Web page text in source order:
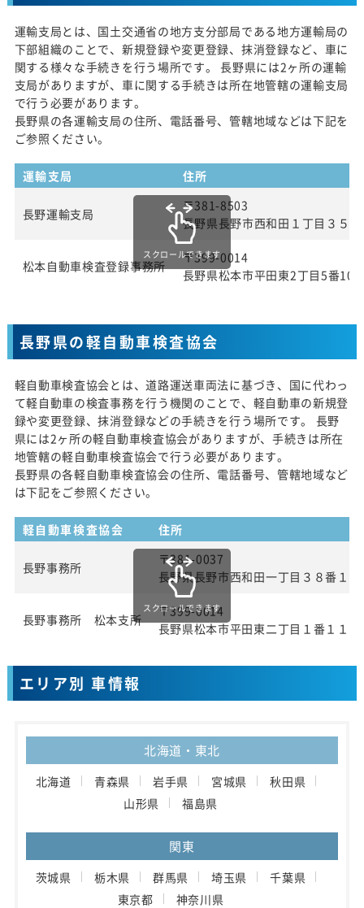
運輸支局とは、国土交通省の地方支分部局である地方運輸局の
下部組織のことで、新規登録や変更登録、抹消登録など、車に
関する様々な手続きを行う場所です。 長野県には2ヶ所の運輸
支局がありますが、車に関する手続きは所在地管轄の運輸支局
で行う必要があります。
長野県の各運輸支局の住所、電話番号、管轄地域などは下記を
ご参照ください。
運輸支局 住所
長野運輸支局
〒381-8503
長野県長野市西和田１丁目３５
松本自動車検査登録事務所
〒399-0014
長野県松本市平田東2丁目5番10
スクロールできます
長野県の軽自動車検査協会
軽自動車検査協会とは、道路運送車両法に基づき、国に代わっ
て軽自動車の検査事務を行う機関のことで、軽自動車の新規登
録や変更登録、抹消登録などの手続きを行う場所です。 長野
県には2ヶ所の軽自動車検査協会がありますが、手続きは所在
地管轄の軽自動車検査協会で行う必要があります。
長野県の各軽自動車検査協会の住所、電話番号、管轄地域など
は下記をご参照ください。
軽自動車検査協会 住所
長野事務所
〒381-0037
長野県長野市西和田一丁目３８番１号
長野事務所 松本支所
〒399-0014
長野県松本市平田東二丁目１番１１号
スクロールできます
エリア別 車情報
北海道・東北
北海道 青森県 岩手県 宮城県
秋田県
山形県
福島県
関東
茨城県 栃木県 群馬県 埼玉県
千葉県
東京都
神奈川県